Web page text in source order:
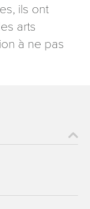
ils ont
arts
à ne pas